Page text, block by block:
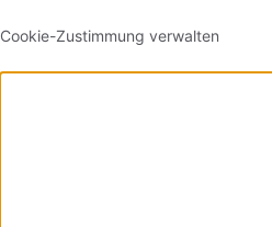
Cookie-Zustimmung verwalten